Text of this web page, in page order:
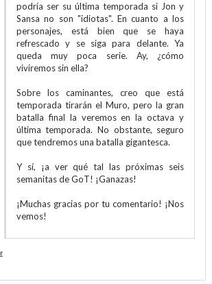
podría ser su última temporada si Jon y
Sansa no son "idiotas". En cuanto a los
personajes, está bien que se haya
refrescado y se siga para delante. Ya
queda muy poca serie. Ay, ¿cómo
viviremos sin ella?
Sobre los caminantes, creo que está
temporada tirarán el Muro, pero la gran
batalla final la veremos en la octava y
última temporada. No obstante, seguro
que tendremos una batalla gigantesca.
Y sí, ¡a ver qué tal las próximas seis
semanitas de GoT! ¡Ganazas!
¡Muchas gracias por tu comentario! ¡Nos
vemos!